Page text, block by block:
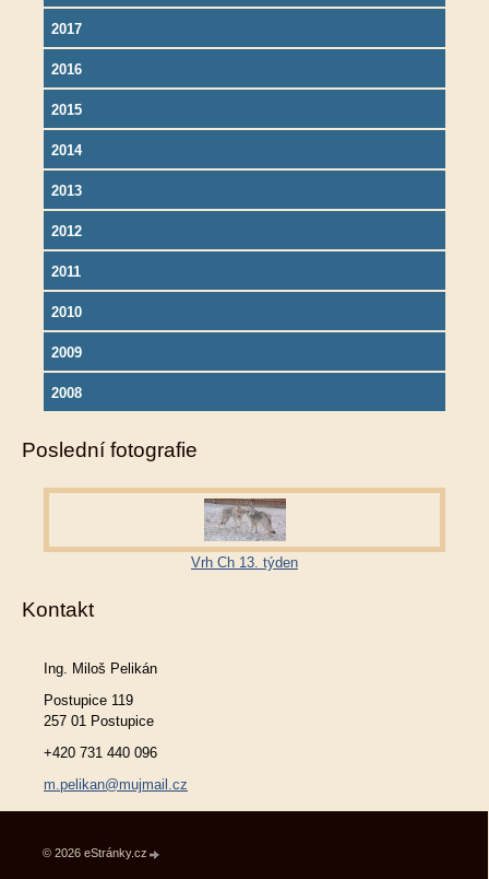
2017
2016
2015
2014
2013
2012
2011
2010
2009
2008
Poslední fotografie
Vrh Ch 13. týden
Kontakt
Ing. Miloš Pelikán
Postupice 119
257 01 Postupice
+420 731 440 096
m.pelikan@mujmail.cz
© 2026 eStránky.cz